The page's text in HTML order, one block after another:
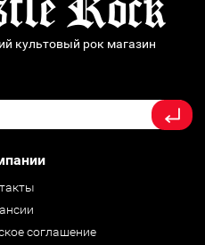
культовый рок магазин
соглашение